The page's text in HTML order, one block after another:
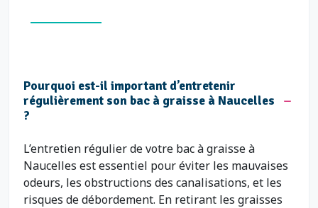
Pourquoi est-il important d’entretenir
régulièrement son bac à graisse à Naucelles
?
L’entretien régulier de votre bac à graisse à
Naucelles est essentiel pour éviter les mauvaises
odeurs, les obstructions des canalisations, et les
risques de débordement. En retirant les graisses